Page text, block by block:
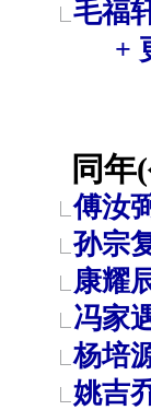
毛福
+
同年(
傅汝
孙宗
康耀
冯家
杨培
姚吉